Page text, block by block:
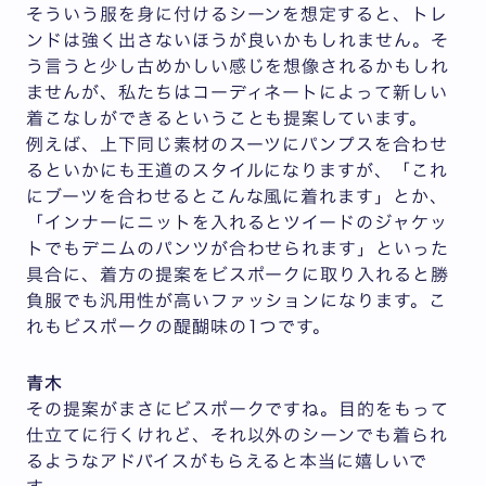
そういう服を身に付けるシーンを想定すると、トレ
ンドは強く出さないほうが良いかもしれません。そ
う言うと少し古めかしい感じを想像されるかもしれ
ませんが、私たちはコーディネートによって新しい
着こなしができるということも提案しています。
例えば、上下同じ素材のスーツにパンプスを合わせ
るといかにも王道のスタイルになりますが、「これ
にブーツを合わせるとこんな風に着れます」とか、
「インナーにニットを入れるとツイードのジャケッ
トでもデニムのパンツが合わせられます」といった
具合に、着方の提案をビスポークに取り入れると勝
負服でも汎用性が高いファッションになります。こ
れもビスポークの醍醐味の1つです。
青木
その提案がまさにビスポークですね。目的をもって
仕立てに行くけれど、それ以外のシーンでも着られ
るようなアドバイスがもらえると本当に嬉しいで